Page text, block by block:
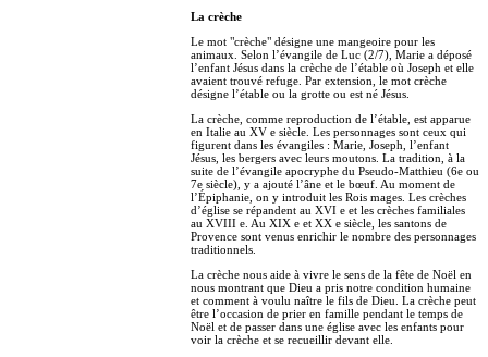
La crèche
Le mot "crèche" désigne une mangeoire pour les
animaux. Selon l’évangile de Luc (2/7), Marie a déposé
l’enfant Jésus dans la crèche de l’étable où Joseph et elle
avaient trouvé refuge. Par extension, le mot crèche
désigne l’étable ou la grotte ou est né Jésus.
La crèche, comme reproduction de l’étable, est apparue
en Italie au XV e siècle. Les personnages sont ceux qui
figurent dans les évangiles : Marie, Joseph, l’enfant
Jésus, les bergers avec leurs moutons. La tradition, à la
suite de l’évangile apocryphe du Pseudo-Matthieu (6e ou
7e siècle), y a ajouté l’âne et le bœuf. Au moment de
l’Épiphanie, on y introduit les Rois mages. Les crèches
d’église se répandent au XVI e et les crèches familiales
au XVIII e. Au XIX e et XX e siècle, les santons de
Provence sont venus enrichir le nombre des personnages
traditionnels.
La crèche nous aide à vivre le sens de la fête de Noël en
nous montrant que Dieu a pris notre condition humaine
et comment à voulu naître le fils de Dieu. La crèche peut
être l’occasion de prier en famille pendant le temps de
Noël et de passer dans une église avec les enfants pour
voir la crèche et se recueillir devant elle.